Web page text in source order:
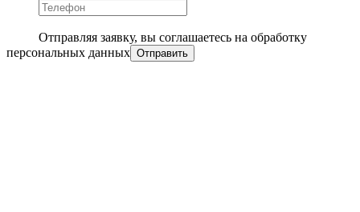
Отправляя заявку, вы соглашаетесь на обработку
персональных данных Отправить